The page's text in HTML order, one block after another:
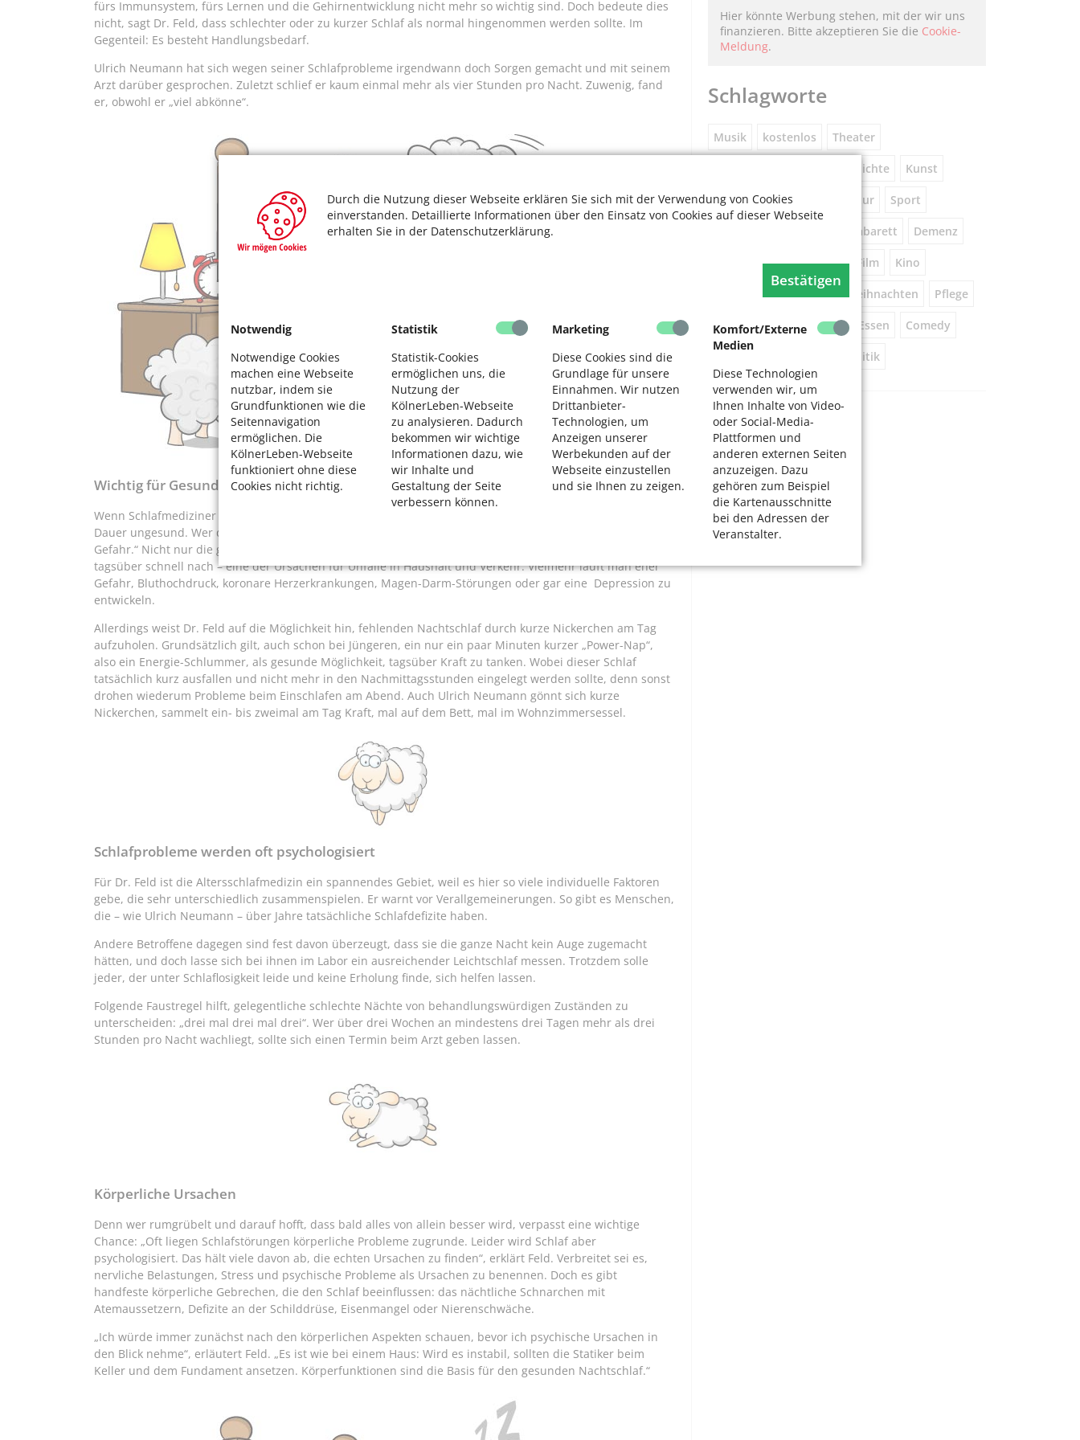
Durch die Nutzung dieser Webseite erklären Sie sich mit der Verwendung von Cookies
einverstanden. Detaillierte Informationen über den Einsatz von Cookies auf dieser Webseite
erhalten Sie in der Datenschutzerklärung.
Bestätigen
Notwendig
Notwendige Cookies
machen eine Webseite
nutzbar, indem sie
Grundfunktionen wie die
Seitennavigation
ermöglichen. Die
KölnerLeben-Webseite
funktioniert ohne diese
Cookies nicht richtig.
Statistik
Statistik-Cookies
ermöglichen uns, die
Nutzung der
KölnerLeben-Webseite
zu analysieren. Dadurch
bekommen wir wichtige
Informationen dazu, wie
wir Inhalte und
Gestaltung der Seite
verbessern können.
Marketing
Diese Cookies sind die
Grundlage für unsere
Einnahmen. Wir nutzen
Drittanbieter-
Technologien, um
Anzeigen unserer
Werbekunden auf der
Webseite einzustellen
und sie Ihnen zu zeigen.
Komfort/Externe
Medien
Diese Technologien
verwenden wir, um
Ihnen Inhalte von Video-
oder Social-Media-
Plattformen und
anderen externen Seiten
anzuzeigen. Dazu
gehören zum Beispiel
die Kartenausschnitte
bei den Adressen der
Veranstalter.
fürs Immunsystem, fürs Lernen und die Gehirnentwicklung nicht mehr so wichtig sind. Doch bedeute dies
nicht, sagt Dr. Feld, dass schlechter oder zu kurzer Schlaf als normal hingenommen werden sollte. Im
Gegenteil: Es besteht Handlungsbedarf.
Ulrich Neumann hat sich wegen seiner Schlafprobleme irgendwann doch Sorgen gemacht und mit seinem
Arzt darüber gesprochen. Zuletzt schlief er kaum einmal mehr als vier Stunden pro Nacht. Zuwenig, fand
er, obwohl er „viel abkönne“.
Wichtig für Gesundheit und Konzentration
Wenn Schlafmediziner Feld von solchen Fällen hört, besteht für ihn kein Zweifel: „So wenig Schlaf ist auf
Dauer ungesund. Wer dauerhaft weniger als sechs Stunden pro Tag schläft, begibt sich in gesundheitliche
Gefahr.“ Nicht nur die geistige und körperliche Leistungsfähigkeit und vor allem die Konzentration lassen
tagsüber schnell nach – eine der Ursachen für Unfälle in Haushalt und Verkehr. Vielmehr läuft man eher
Gefahr, Bluthochdruck, koronare Herzerkrankungen, Magen-Darm-Störungen oder gar eine Depression zu
entwickeln.
Allerdings weist Dr. Feld auf die Möglichkeit hin, fehlenden Nachtschlaf durch kurze Nickerchen am Tag
aufzuholen. Grundsätzlich gilt, auch schon bei Jüngeren, ein nur ein paar Minuten kurzer „Power-Nap“,
also ein Energie-Schlummer, als gesunde Möglichkeit, tagsüber Kraft zu tanken. Wobei dieser Schlaf
tatsächlich kurz ausfallen und nicht mehr in den Nachmittagsstunden eingelegt werden sollte, denn sonst
drohen wiederum Probleme beim Einschlafen am Abend. Auch Ulrich Neumann gönnt sich kurze
Nickerchen, sammelt ein- bis zweimal am Tag Kraft, mal auf dem Bett, mal im Wohnzimmersessel.
Schlafprobleme werden oft psychologisiert
Für Dr. Feld ist die Altersschlafmedizin ein spannendes Gebiet, weil es hier so viele individuelle Faktoren
gebe, die sehr unterschiedlich zusammenspielen. Er warnt vor Verallgemeinerungen. So gibt es Menschen,
die – wie Ulrich Neumann – über Jahre tatsächliche Schlafdefizite haben.
Andere Betroffene dagegen sind fest davon überzeugt, dass sie die ganze Nacht kein Auge zugemacht
hätten, und doch lasse sich bei ihnen im Labor ein ausreichender Leichtschlaf messen. Trotzdem solle
jeder, der unter Schlaflosigkeit leide und keine Erholung finde, sich helfen lassen.
Folgende Faustregel hilft, gelegentliche schlechte Nächte von behandlungswürdigen Zuständen zu
unterscheiden: „drei mal drei mal drei“. Wer über drei Wochen an mindestens drei Tagen mehr als drei
Stunden pro Nacht wachliegt, sollte sich einen Termin beim Arzt geben lassen.
Körperliche Ursachen
Denn wer rumgrübelt und darauf hofft, dass bald alles von allein besser wird, verpasst eine wichtige
Chance: „Oft liegen Schlafstörungen körperliche Probleme zugrunde. Leider wird Schlaf aber
psychologisiert. Das hält viele davon ab, die echten Ursachen zu finden“, erklärt Feld. Verbreitet sei es,
nervliche Belastungen, Stress und psychische Probleme als Ursachen zu benennen. Doch es gibt
handfeste körperliche Gebrechen, die den Schlaf beeinflussen: das nächtliche Schnarchen mit
Atemaussetzern, Defizite an der Schilddrüse, Eisenmangel oder Nierenschwäche.
„Ich würde immer zunächst nach den körperlichen Aspekten schauen, bevor ich psychische Ursachen in
den Blick nehme“, erläutert Feld. „Es ist wie bei einem Haus: Wird es instabil, sollten die Statiker beim
Keller und dem Fundament ansetzen. Körperfunktionen sind die Basis für den gesunden Nachtschlaf.“
Hier könnte Werbung stehen, mit der wir uns
finanzieren. Bitte akzeptieren Sie die Cookie-
Meldung.
Schlagworte
Musik kostenlos Theater
Geschichte Kunst
Museum Natur Literatur Sport
Kabarett Demenz
Wandern Brauchtum Film Kino
Vorsorge Beratung Weihnachten Pflege
Feste Tanz Vortrag Essen Comedy
Politik